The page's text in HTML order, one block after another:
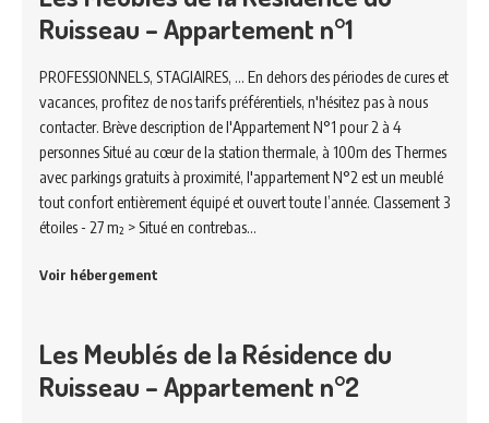
Ruisseau – Appartement n°1
PROFESSIONNELS, STAGIAIRES, ... En dehors des périodes de cures et
vacances, profitez de nos tarifs préférentiels, n'hésitez pas à nous
contacter. Brève description de l'Appartement N°1 pour 2 à 4
personnes Situé au cœur de la station thermale, à 100m des Thermes
avec parkings gratuits à proximité, l'appartement N°2 est un meublé
tout confort entièrement équipé et ouvert toute l’année. Classement 3
étoiles - 27 m² > Situé en contrebas…
Voir hébergement
Les Meublés de la Résidence du
Ruisseau – Appartement n°2